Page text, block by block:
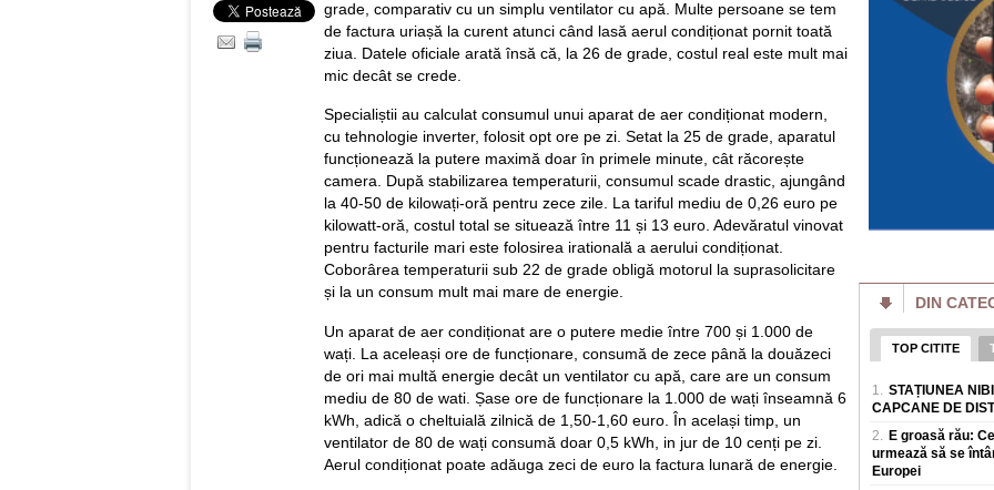
grade, comparativ cu un simplu ventilator cu apă. Multe persoane se tem
de factura uriașă la curent atunci când lasă aerul condiționat pornit toată
ziua. Datele oficiale arată însă că, la 26 de grade, costul real este mult mai
mic decât se crede.
Specialiștii au calculat consumul unui aparat de aer condiționat modern,
cu tehnologie inverter, folosit opt ore pe zi. Setat la 25 de grade, aparatul
funcționează la putere maximă doar în primele minute, cât răcorește
camera. După stabilizarea temperaturii, consumul scade drastic, ajungând
la 40-50 de kilowați-oră pentru zece zile. La tariful mediu de 0,26 euro pe
kilowatt-oră, costul total se situează între 11 și 13 euro. Adevăratul vinovat
pentru facturile mari este folosirea iratională a aerului condiționat.
Coborârea temperaturii sub 22 de grade obligă motorul la suprasolicitare
și la un consum mult mai mare de energie.
Un aparat de aer condiționat are o putere medie între 700 și 1.000 de
wați. La aceleași ore de funcționare, consumă de zece până la douăzeci
de ori mai multă energie decât un ventilator cu apă, care are un consum
mediu de 80 de wati. Șase ore de funcționare la 1.000 de wați înseamnă 6
kWh, adică o cheltuială zilnică de 1,50-1,60 euro. În același timp, un
ventilator de 80 de wați consumă doar 0,5 kWh, in jur de 10 cenți pe zi.
Aerul condiționat poate adăuga zeci de euro la factura lunară de energie.
strada din Targu
violente au fost
Pe Polymarket
de prim-ministru
are 48% șanse
Alexandru
pe platforma de
de viitor premier
Kim Jong Un s-a
Nord este mult
Razboiul
FIFA, reacție
FIFA a criticat
și continuu" de a
Ambulanță
un zvon fals de
fură copii".
Un echipaj al
DIN
TOP CITITE
1. STAȚIUNEA
CAPCANE DE
2. E groasă rău:
urmează să se
Europei